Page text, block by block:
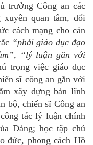
trưởng Công an các
quan tâm, đổi
cách mạng cho cán
“phải giáo dục đạo
“lý luận gắn với
trọng việc giáo dục
sĩ công an gắn với
xây dựng bản lĩnh
bộ, chiến sĩ Công an
tác lý luận chính
Đảng; học tập chủ
đức, phong cách Hồ